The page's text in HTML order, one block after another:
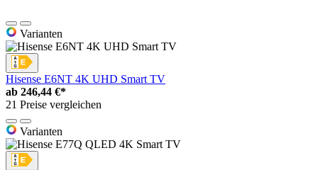
Varianten
Hisense E6NT 4K UHD Smart TV
ab 246,44 €*
21 Preise vergleichen
Varianten